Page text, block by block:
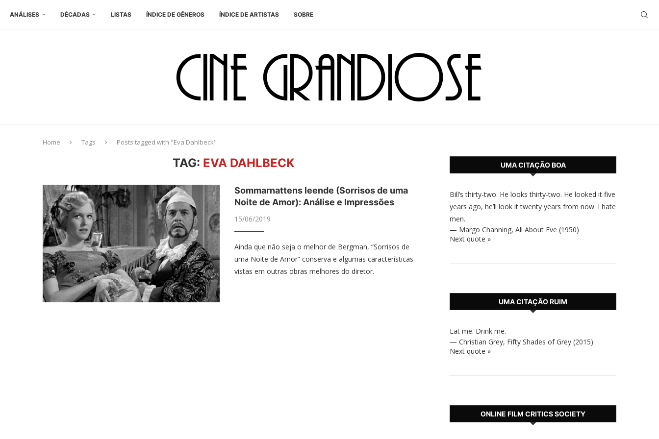
ANÁLISES DÉCADAS LISTAS ÍNDICE DE GÊNEROS ÍNDICE DE ARTISTAS SOBRE
Home Tags Posts tagged with "Eva Dahlbeck"
TAG: EVA DAHLBECK
Sommarnattens leende (Sorrisos de uma
Noite de Amor): Análise e Impressões
15/06/2019
Ainda que não seja o melhor de Bergman, “Sorrisos de
uma Noite de Amor” conserva e algumas características
vistas em outras obras melhores do diretor.
UMA CITAÇÃO BOA
Bill’s thirty-two. He looks thirty-two. He looked it five
years ago, he’ll look it twenty years from now. I hate
men.
— Margo Channing, All About Eve (1950)
Next quote »
UMA CITAÇÃO RUIM
Eat me. Drink me.
— Christian Grey, Fifty Shades of Grey (2015)
Next quote »
ONLINE FILM CRITICS SOCIETY